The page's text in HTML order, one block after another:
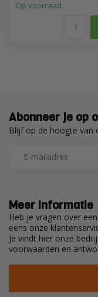
Op voorraad
Meer informatie
Heb je vragen over
eens onze
Je vindt hier onze
voorwaarden en
Abonneer je op
Blijf op de hoogte van